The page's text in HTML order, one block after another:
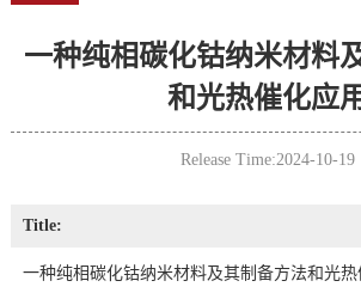
一种纯相碳化钴纳米材料
和光热催化应
Release Time:2024-10-19
Title:
一种纯相碳化钴纳米材料及其制备方法和光热